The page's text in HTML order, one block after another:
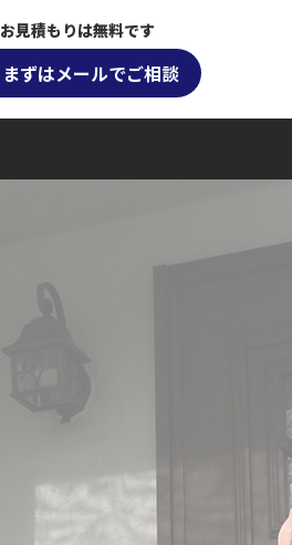
お見積もりは無料です
まずはメールでご相談